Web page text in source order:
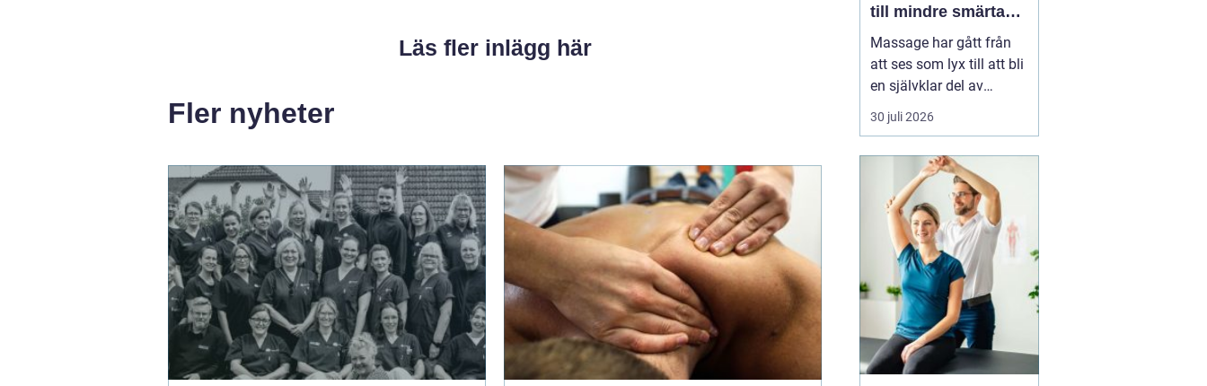
Läs fler inlägg här
Fler nyheter
till mindre smärta
och mer ork i
vardagen
Massage har gått från
att ses som lyx till att bli
en självklar del av
många människors
hälsa och vardag. Allt
norr om Stockholm
sökerprofessionell
massage Sollentuna för
30 juli 2026